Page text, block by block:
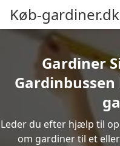
Køb-gardiner.dk
Gardiner
Leder du efter hjælp til
om gardiner til et